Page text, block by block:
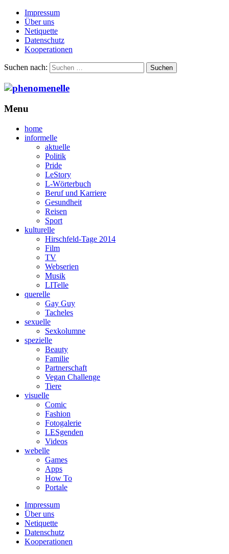
Impressum
Über uns
Netiquette
Datenschutz
Kooperationen
Suchen nach:
Menu
home
informelle
aktuelle
Politik
Pride
LeStory
L-Wörterbuch
Beruf und Karriere
Gesundheit
Reisen
Sport
kulturelle
Hirschfeld-Tage 2014
Film
TV
Webserien
Musik
LITelle
querelle
Gay Guy
Tacheles
sexuelle
Sexkolumne
spezielle
Beauty
Familie
Partnerschaft
Vegan Challenge
Tiere
visuelle
Comic
Fashion
Fotogalerie
LESgenden
Videos
webelle
Games
Apps
How To
Portale
Impressum
Über uns
Netiquette
Datenschutz
Kooperationen